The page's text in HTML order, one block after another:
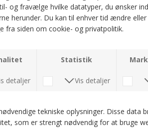
sikrer disse tights, at de bliver på plads, selv når
dig. Materiale kombinationen af 65% viskose
bomuld og 5% elastan giver en normal pasform,
uden at stramme. Uanset om du vælger
med JBS Bamboo tights, der er perfekte til
hverdag med disse fantastiske tights!
Optjen 5 procent rabat på alle din køb
Læs mere om Kundeklubben her